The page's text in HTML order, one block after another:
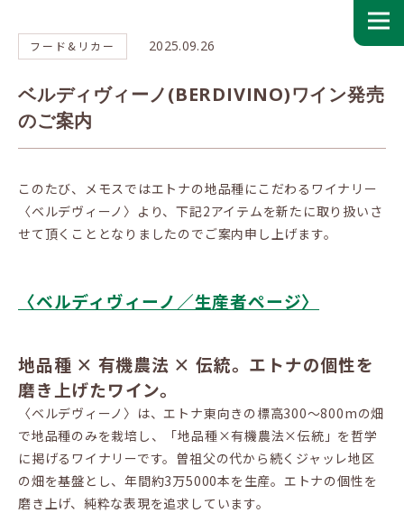
フード&リカー 2025.09.26
ベルディヴィーノ(BERDIVINO)ワイン発売
のご案内
このたび、メモスではエトナの地品種にこだわるワイナリー
〈ベルデヴィーノ〉より、下記2アイテムを新たに取り扱いさ
せて頂くこととなりましたのでご案内申し上げます。
〈ベルディヴィーノ／生産者ページ〉
地品種 × 有機農法 × 伝統。エトナの個性を
磨き上げたワイン。
〈ベルデヴィーノ〉は、エトナ東向きの標高300〜800mの畑
で地品種のみを栽培し、「地品種×有機農法×伝統」を哲学
に掲げるワイナリーです。曽祖父の代から続くジャッレ地区
の畑を基盤とし、年間約3万5000本を生産。エトナの個性を
磨き上げ、純粋な表現を追求しています。